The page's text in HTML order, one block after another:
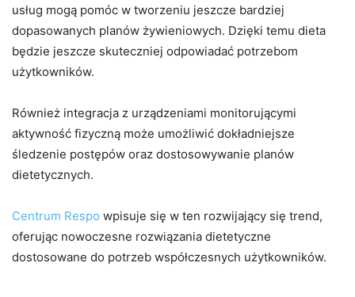
usług mogą pomóc w tworzeniu jeszcze bardziej
dopasowanych planów żywieniowych. Dzięki temu dieta
będzie jeszcze skuteczniej odpowiadać potrzebom
użytkowników.
Również integracja z urządzeniami monitorującymi
aktywność fizyczną może umożliwić dokładniejsze
śledzenie postępów oraz dostosowywanie planów
dietetycznych.
Centrum Respo wpisuje się w ten rozwijający się trend,
oferując nowoczesne rozwiązania dietetyczne
dostosowane do potrzeb współczesnych użytkowników.